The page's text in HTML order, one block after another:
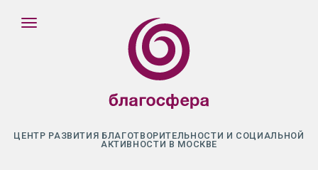
ЦЕНТР РАЗВИТИЯ БЛАГОТВОРИТЕЛЬНОСТИ И СОЦИАЛЬНОЙ
АКТИВНОСТИ В МОСКВЕ